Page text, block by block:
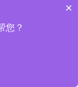
×
您？